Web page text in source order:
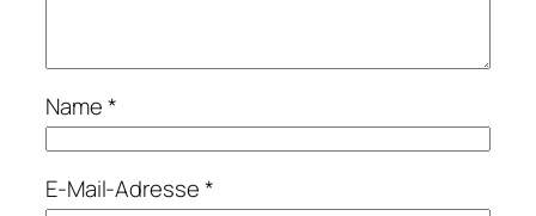
Name*
E-Mail-Adresse*